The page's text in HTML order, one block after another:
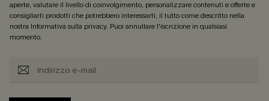
aperte, valutare il livello di coinvolgimento, personalizzare contenuti e offerte e
consigliarti prodotti che potrebbero interessarti, il tutto come descritto nella
nostra Informativa sulla privacy. Puoi annullare l'iscrizione in qualsiasi
momento.